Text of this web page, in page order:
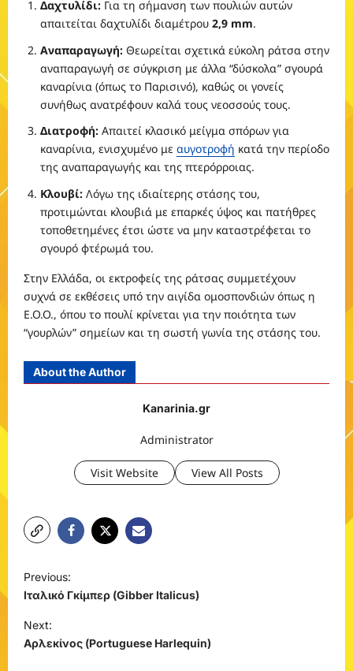
Δαχτυλίδι: Για τη σήμανση των πουλιών αυτών
απαιτείται δαχτυλίδι διαμέτρου 2,9 mm.
Αναπαραγωγή: Θεωρείται σχετικά εύκολη ράτσα στην
αναπαραγωγή σε σύγκριση με άλλα “δύσκολα” σγουρά
καναρίνια (όπως το Παρισινό), καθώς οι γονείς
συνήθως ανατρέφουν καλά τους νεοσσούς τους.
Διατροφή: Απαιτεί κλασικό μείγμα σπόρων για
καναρίνια, ενισχυμένο με αυγοτροφή κατά την περίοδο
της αναπαραγωγής και της πτερόρροιας.
Κλουβί: Λόγω της ιδιαίτερης στάσης του,
προτιμώνται κλουβιά με επαρκές ύψος και πατήθρες
τοποθετημένες έτσι ώστε να μην καταστρέφεται το
σγουρό φτέρωμά του.
Στην Ελλάδα, οι εκτροφείς της ράτσας συμμετέχουν
συχνά σε εκθέσεις υπό την αιγίδα ομοσπονδιών όπως η
Ε.Ο.Ο., όπου το πουλί κρίνεται για την ποιότητα των
“γουρλών” σημείων και τη σωστή γωνία της στάσης του.
About the Author
Kanarinia.gr
Administrator
Visit Website View All Posts
P
o
s
t
Previous:
Ιταλικό Γκίμπερ (Gibber Italicus)
Next:
Αρλεκίνος (Portuguese Harlequin)